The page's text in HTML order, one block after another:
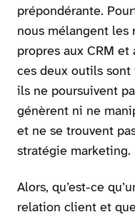
prépondérante.
nous mélangent
propres aux CRM
ces deux outils
ils ne poursuivent
génèrent ni ne
et ne se trouvent
stratégie marketing.
Alors, qu’est-ce
relation client et